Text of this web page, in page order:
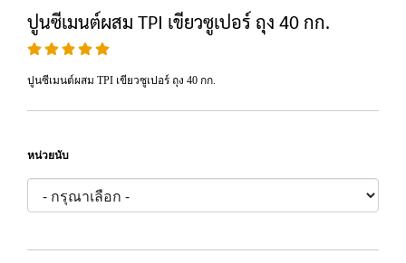
ปูนซีเมนต์ผสม TPI เขียวซูเปอร์ ถุง 40 กก.
ปูนซีเมนต์ผสม TPI เขียวซูเปอร์ ถุง 40 กก.
หน่วยนับ